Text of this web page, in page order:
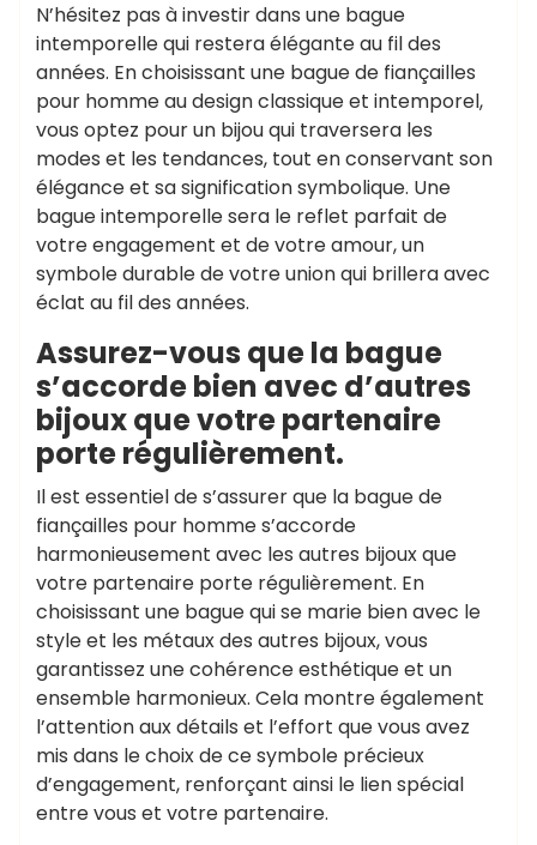
N’hésitez pas à investir dans une bague
intemporelle qui restera élégante au fil des
années. En choisissant une bague de fiançailles
pour homme au design classique et intemporel,
vous optez pour un bijou qui traversera les
modes et les tendances, tout en conservant son
élégance et sa signification symbolique. Une
bague intemporelle sera le reflet parfait de
votre engagement et de votre amour, un
symbole durable de votre union qui brillera avec
éclat au fil des années.
Assurez-vous que la bague
s’accorde bien avec d’autres
bijoux que votre partenaire
porte régulièrement.
Il est essentiel de s’assurer que la bague de
fiançailles pour homme s’accorde
harmonieusement avec les autres bijoux que
votre partenaire porte régulièrement. En
choisissant une bague qui se marie bien avec le
style et les métaux des autres bijoux, vous
garantissez une cohérence esthétique et un
ensemble harmonieux. Cela montre également
l’attention aux détails et l’effort que vous avez
mis dans le choix de ce symbole précieux
d’engagement, renforçant ainsi le lien spécial
entre vous et votre partenaire.